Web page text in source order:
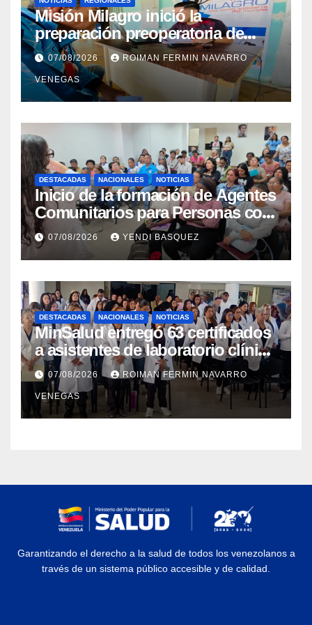
Misión Milagro inició la
preparación preoperatoria de
cataratas en Cojedes
07/08/2026 ROIMAN FERMIN NAVARRO
VENEGAS
DESTACADAS NACIONALES NOTICIAS
Inicio de la formación de Agentes
Comunitarios para Personas con
Discapacidad en el Centro de
Rehabilitación J.J. Arvelo
07/08/2026 YENDI BASQUEZ
DESTACADAS NACIONALES NOTICIAS
MinSalud entregó 63 certificados
a asistentes de laboratorio clínico
para garantizar respaldo legal y
profesional
07/08/2026 ROIMAN FERMIN NAVARRO
VENEGAS
Garantizando el derecho a la salud de todos los venezolanos a
través de un sistema público accesible y de calidad.